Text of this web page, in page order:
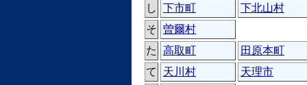
し 下市町
下北山村
そ 曽爾村
た 高取町
田原本町
て
天川村
天理市